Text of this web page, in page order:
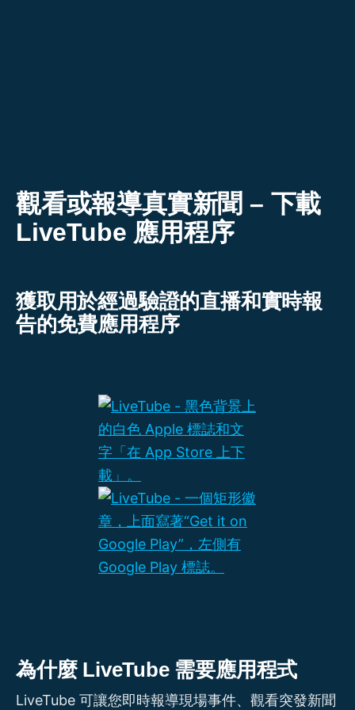
觀看或報導真實新聞 – 下載
LiveTube 應用程序
獲取用於經過驗證的直播和實時報
告的免費應用程序
為什麼 LiveTube 需要應用程式
LiveTube 可讓您即時報導現場事件、觀看突發新聞